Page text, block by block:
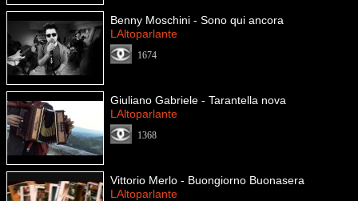
Benny Moschini - Sono qui ancora
LAltoparlante
1674
Giuliano Gabriele - Tarantella nova
LAltoparlante
1368
Vittorio Merlo - Buongiorno Buonasera
LAltoparlante